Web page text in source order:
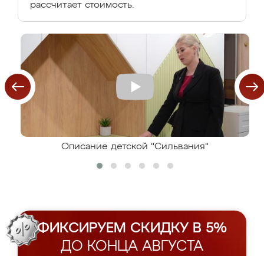
рассчитает стоимость.
Описание детской "Сильвания"
ФИКСИРУЕМ СКИДКУ В 5%
ДО КОНЦА АВГУСТА